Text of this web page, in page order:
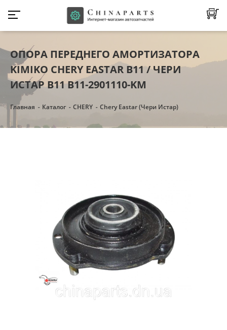
ОПОРА ПЕРЕДНЕГО АМОРТИЗАТОРА
KIMIKO CHERY EASTAR B11 / ЧЕРИ
ИСТАР B11 B11-2901110-KM
Главная Каталог CHERY Chery Eastar (Чери Истар)